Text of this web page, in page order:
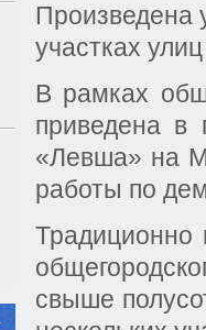
Произведена
участках
В рамках
приведена в
«Левша» на
работы по
Традиционно
свыше